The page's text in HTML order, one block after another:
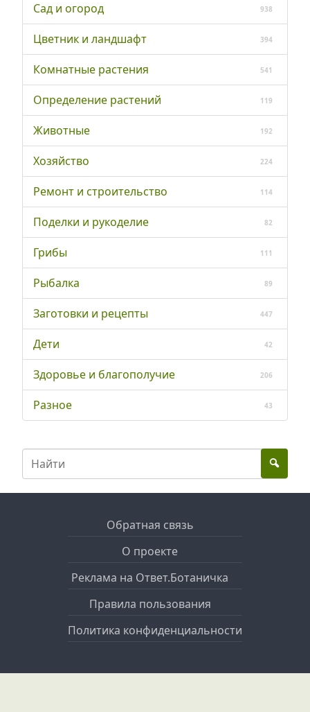
Сад и огород 938
Цветник и ландшафт 394
Комнатные растения 541
Определение растений 119
Животные 192
Хозяйство 224
Ремонт и строительство 114
Поделки и рукоделие 82
Грибы 111
Рыбалка 89
Заготовки и рецепты 447
Дети 42
Здоровье и благополучие 206
Разное 43
Обратная связь
О проекте
Реклама на Ответ.Ботаничка
Правила пользования
Политика конфиденциальности